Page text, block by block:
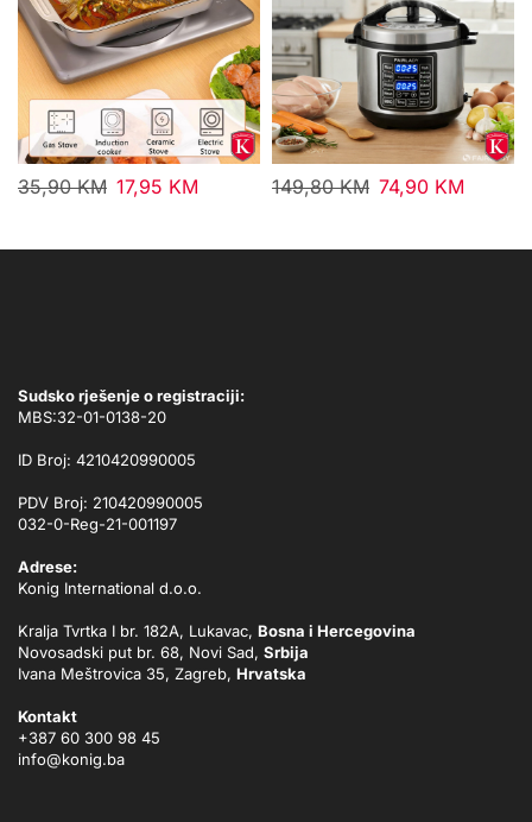
35,90KM 17,95 KM 149,80KM 74,90 KM
Sudsko rješenje o registraciji:
MBS:32-01-0138-20
ID Broj: 4210420990005
PDV Broj: 210420990005
032-0-Reg-21-001197
Adrese:
Konig International d.o.o.
Kralja Tvrtka I br. 182A, Lukavac, Bosna i Hercegovina
Novosadski put br. 68, Novi Sad, Srbija
Ivana Meštrovica 35, Zagreb, Hrvatska
Kontakt
+387 60 300 98 45
info@konig.ba